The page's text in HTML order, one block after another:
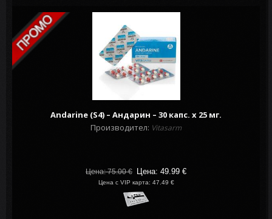
Andarine (S4) – Андарин – 30 капс. х 25 мг.
Производител: Vitasarm
Цена: 75.00€ Цена: 49.99 €
Цена с VIP карта: 47.49 €